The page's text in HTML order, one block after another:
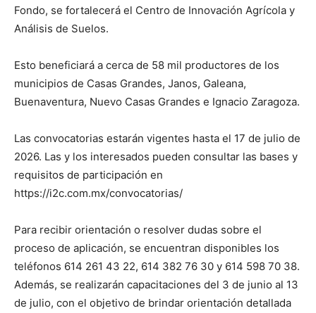
Fondo, se fortalecerá el Centro de Innovación Agrícola y
Análisis de Suelos.
Esto beneficiará a cerca de 58 mil productores de los
municipios de Casas Grandes, Janos, Galeana,
Buenaventura, Nuevo Casas Grandes e Ignacio Zaragoza.
Las convocatorias estarán vigentes hasta el 17 de julio de
2026. Las y los interesados pueden consultar las bases y
requisitos de participación en
https://i2c.com.mx/convocatorias/
Para recibir orientación o resolver dudas sobre el
proceso de aplicación, se encuentran disponibles los
teléfonos 614 261 43 22, 614 382 76 30 y 614 598 70 38.
Además, se realizarán capacitaciones del 3 de junio al 13
de julio, con el objetivo de brindar orientación detallada